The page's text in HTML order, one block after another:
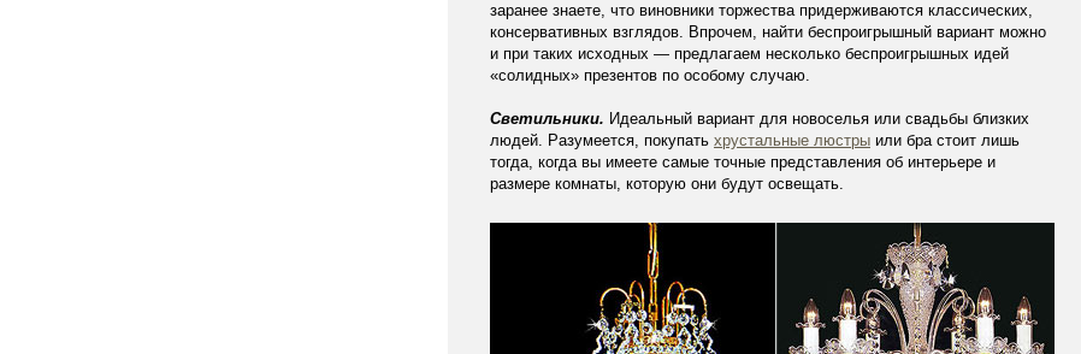
заранее знаете, что виновники торжества придерживаются классических,
консервативных взглядов. Впрочем, найти беспроигрышный вариант можно
и при таких исходных — предлагаем несколько беспроигрышных идей
«солидных» презентов по особому случаю.
Светильники. Идеальный вариант для новоселья или свадьбы близких
людей. Разумеется, покупать хрустальные люстры или бра стоит лишь
тогда, когда вы имеете самые точные представления об интерьере и
размере комнаты, которую они будут освещать.